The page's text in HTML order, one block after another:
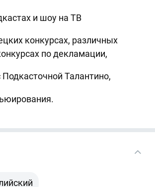
и шоу на ТВ
конкурсах, различных
по декламации,
Талантино,